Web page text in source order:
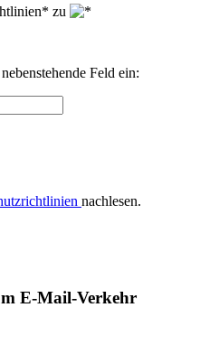
zu
Feld ein:
nachlesen.
E-Mail-Verkehr